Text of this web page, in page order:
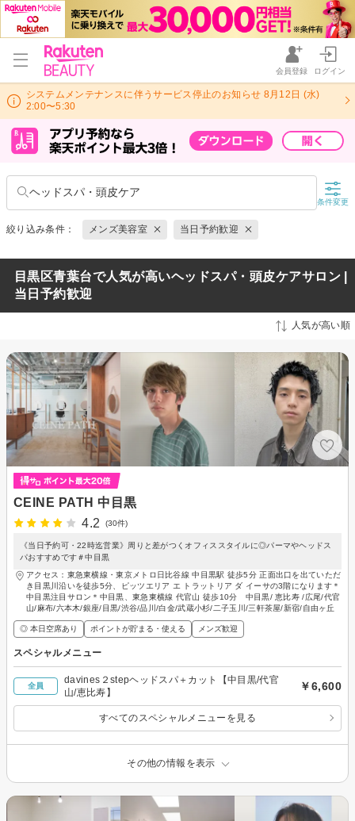
会員登録 ログイン
システムメンテナンスに伴うサービス停止のお知らせ 8月12日 (水)
2:00〜5:30
ヘッドスパ・頭皮ケア
条件変更
絞り込み条件： メンズ美容室 当日予約歓迎
目黒区青葉台で人気が高いヘッドスパ・頭皮ケアサロン |
当日予約歓迎
人気が高い順
CEINE PATH 中目黒
4.2
(30件)
《当日予約可・22時迄営業》周りと差がつくオフィススタイルに◎パーマやヘッドス
パおすすめです＃中目黒
アクセス：東急東横線・東京メトロ日比谷線 中目黒駅 徒歩5分 正面出口を出ていただ
き目黒川沿いを徒歩5分、ピッツエリア エ トラットリア ダ イーサの3階になります＊
中目黒注目サロン＊中目黒、東急東横線 代官山 徒歩10分 中目黒/ 恵比寿 /広尾/代官
山/麻布/六本木/銀座/目黒/渋谷/品川/白金/武蔵小杉/二子玉川/三軒茶屋/新宿/自由ヶ丘
◎ 本日空席あり ポイントが貯まる・使える メンズ歓迎
スペシャルメニュー
全員
davines２stepヘッドスパ＋カット【中目黒/代官
山/恵比寿】
￥6,600
すべてのスペシャルメニューを見る
その他の情報を表示